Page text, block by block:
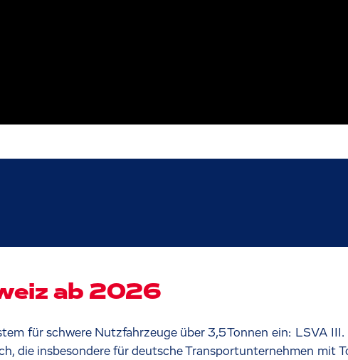
ab 2026
für schwere Nutzfahrzeuge über 3,5 Tonnen ein: LSVA III.
die insbesondere für deutsche Transportunternehmen mit